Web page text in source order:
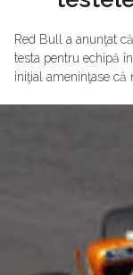
Red Bull a anunţat
testa pentru echipă
iniţial ameninţase că